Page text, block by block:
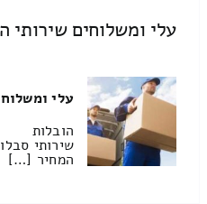
עלי ומשלוחים שירותי
עלי
הובלות
שירותי
המחיר […]